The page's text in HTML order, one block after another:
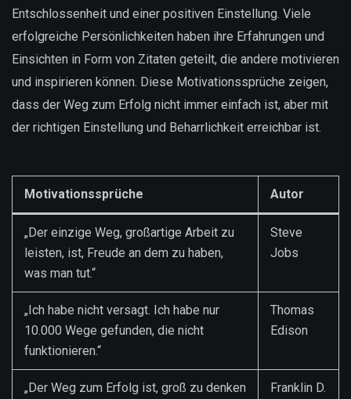
Entschlossenheit und einer positiven Einstellung. Viele
erfolgreiche Persönlichkeiten haben ihre Erfahrungen und
Einsichten in Form von Zitaten geteilt, die andere motivieren
und inspirieren können. Diese Motivationssprüche zeigen,
dass der Weg zum Erfolg nicht immer einfach ist, aber mit
der richtigen Einstellung und Beharrlichkeit erreichbar ist.
Motivationssprüche Autor
„Der einzige Weg, großartige Arbeit zu
leisten, ist, Freude an dem zu haben,
was man tut.“
Steve
Jobs
„Ich habe nicht versagt. Ich habe nur
10.000 Wege gefunden, die nicht
funktionieren.“
Thomas
Edison
„Der Weg zum Erfolg ist, groß zu denken
Franklin D.